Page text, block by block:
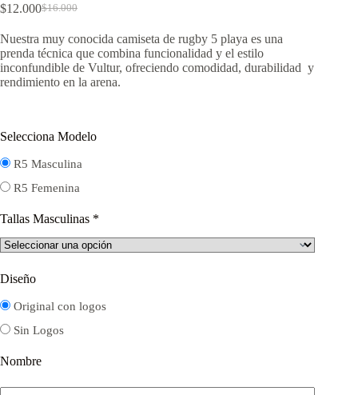
$16.000
El
original
era:
$16.000.
$12.000El
actual
es:
$12.000.
Nuestra muy conocida camiseta de rugby 5 playa es una
prenda técnica que combina funcionalidad y el estilo
inconfundible de Vultur, ofreciendo comodidad, durabilidad y
rendimiento en la arena.
Selecciona Modelo
R5 Masculina
R5 Femenina
Tallas Masculinas *
Diseño
Original con logos
Sin Logos
Nombre